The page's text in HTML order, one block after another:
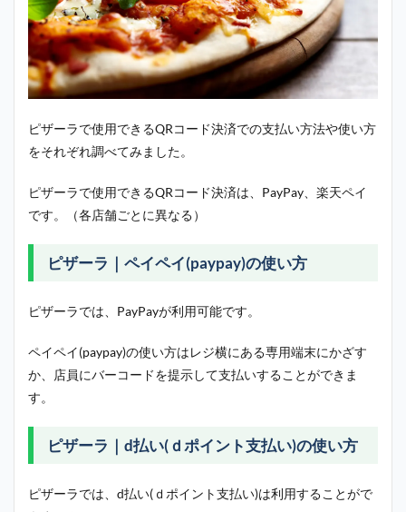
ピザーラで使用できるQRコード決済での支払い方法や使い方
をそれぞれ調べてみました。
ピザーラで使用できるQRコード決済は、PayPay、楽天ペイ
です。（各店舗ごとに異なる）
ピザーラ｜ペイペイ(paypay)の使い方
ピザーラでは、PayPayが利用可能です。
ペイペイ(paypay)の使い方はレジ横にある専用端末にかざす
か、店員にバーコードを提示して支払いすることができま
す。
ピザーラ｜d払い(ｄポイント支払い)の使い方
ピザーラでは、d払い(ｄポイント支払い)は利用することがで